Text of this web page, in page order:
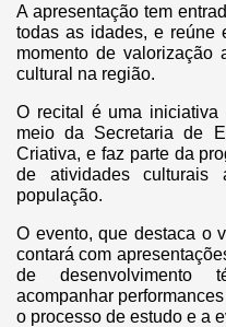
A apresentação tem
todas as idades, e reúne
momento de valorização
cultural na região.
O recital é uma iniciativa
meio da Secretaria de
Criativa, e faz parte da
de atividades culturais
população.
O evento, que destaca o
contará com
de desenvolvimento
acompanhar
o processo de estudo e a